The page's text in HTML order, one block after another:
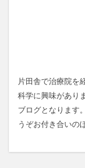
片田舎で治療院を
科学に興味があり
ブログとなります
うぞお付き合いの